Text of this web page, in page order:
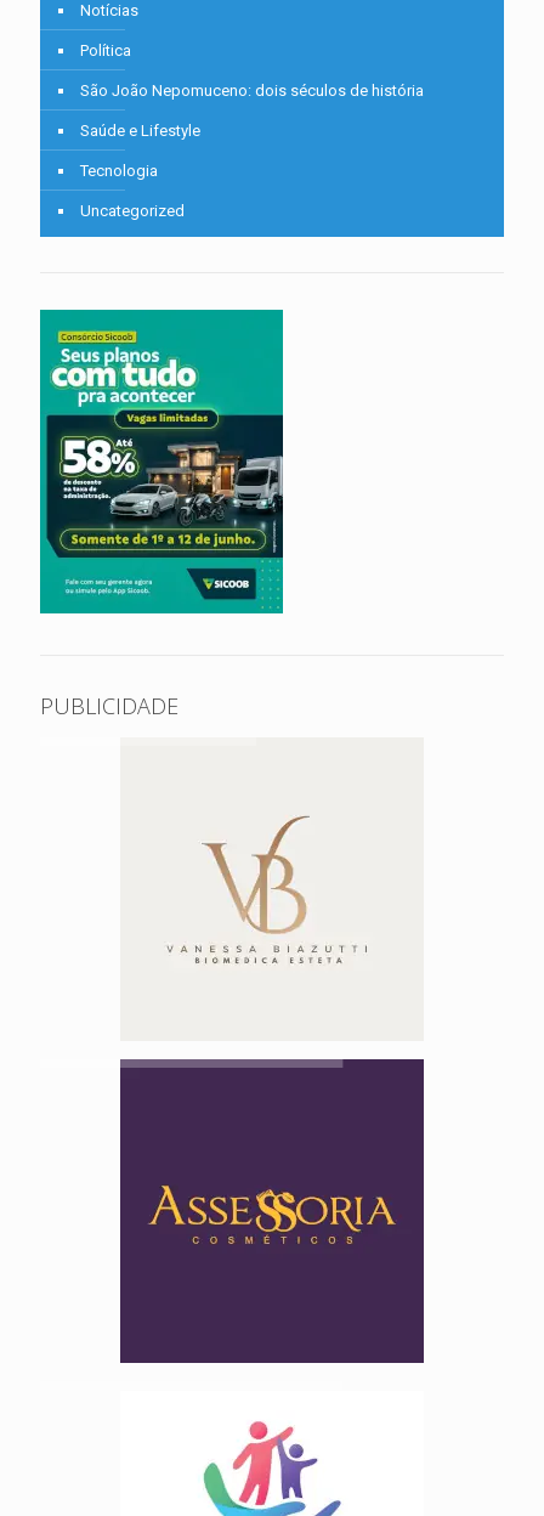
Notícias
Política
São João Nepomuceno: dois séculos de história
Saúde e Lifestyle
Tecnologia
Uncategorized
PUBLICIDADE